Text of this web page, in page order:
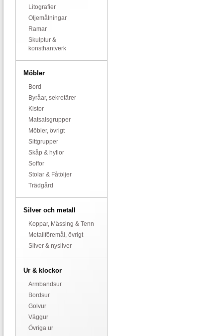
Litografier
Oljemålningar
Ramar
Skulptur &
konsthantverk
Möbler
Bord
Byråar, sekretärer
Kistor
Matsalsgrupper
Möbler, övrigt
Sittgrupper
Skåp & hyllor
Soffor
Stolar & Fåtöljer
Trädgård
Silver och metall
Koppar, Mässing & Tenn
Metallföremål, övrigt
Silver & nysilver
Ur & klockor
Armbandsur
Bordsur
Golvur
Väggur
Övriga ur